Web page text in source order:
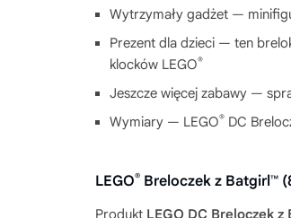
Wytrzymały gadżet —
Prezent dla dzieci — ten
klocków LEGO®
Jeszcze więcej zabawy —
Wymiary — LEGO® DC
LEGO® Breloczek z Batgirl™
Produkt LEGO DC Breloczek